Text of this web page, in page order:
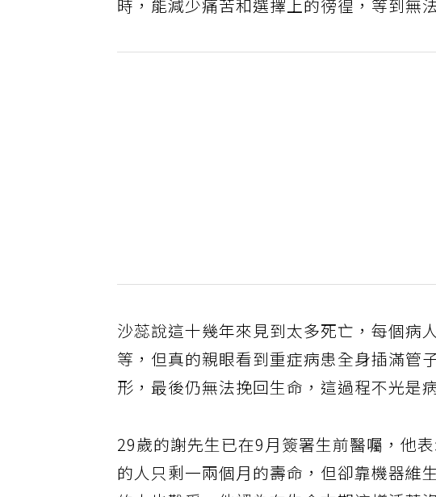
時，能減少痛苦和選擇上的徬徨，等到無
沙蕊說這十幾年來見到太多死亡，每個病
等，但真的親眼看到重症病患全身插滿管
形，最後仍無法挽回生命，這過程不光是
29歲的謝先生已在9月簽署生前醫囑，他
的人只剩一兩個月的壽命，但卻靠機器維